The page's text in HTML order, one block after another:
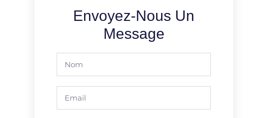
Envoyez-Nous Un
Message